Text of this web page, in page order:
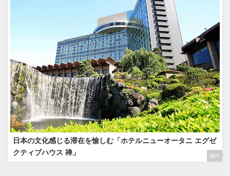
国内
日本の文化感じる滞在を愉しむ「ホテルニューオータニ エグゼ
クティブハウス 禅」